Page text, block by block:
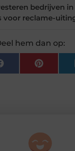
bedrijven in
voor reclame-
hem dan op:
Facebook